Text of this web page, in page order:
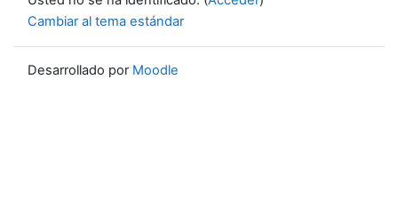
Cambiar al tema estándar
Desarrollado por Moodle